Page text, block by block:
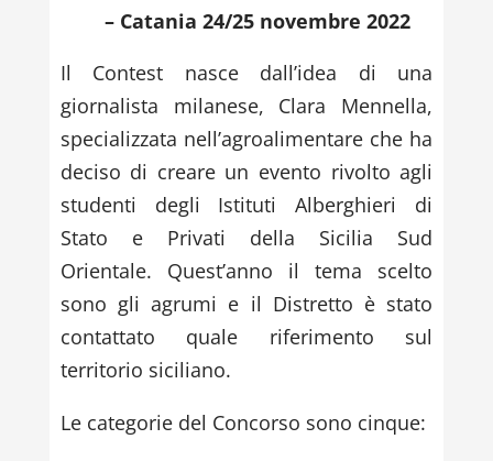
– Catania 24/25 novembre 2022
Il Contest nasce dall’idea di una
giornalista milanese, Clara Mennella,
specializzata nell’agroalimentare che ha
deciso di creare un evento rivolto agli
studenti degli Istituti Alberghieri di
Stato e Privati della Sicilia Sud
Orientale. Quest’anno il tema scelto
sono gli agrumi e il Distretto è stato
contattato quale riferimento sul
territorio siciliano.
Le categorie del Concorso sono cinque: